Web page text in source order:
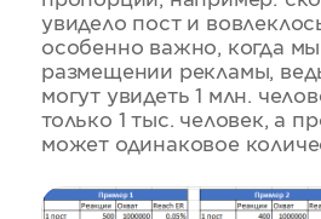
увидело пост и
особенно важно, когда
размещении рекламы,
могут увидеть 1 млн.
только 1 тыс. человек, а
может одинаковое